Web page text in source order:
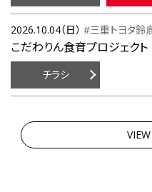
2026.10.04（日） #三重トヨタ鈴
こだわりん食育プロジェク
チラシ